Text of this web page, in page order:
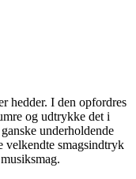
hedder. I den opfordres
og udtrykke det i
underholdende
velkendte smagsindtryk